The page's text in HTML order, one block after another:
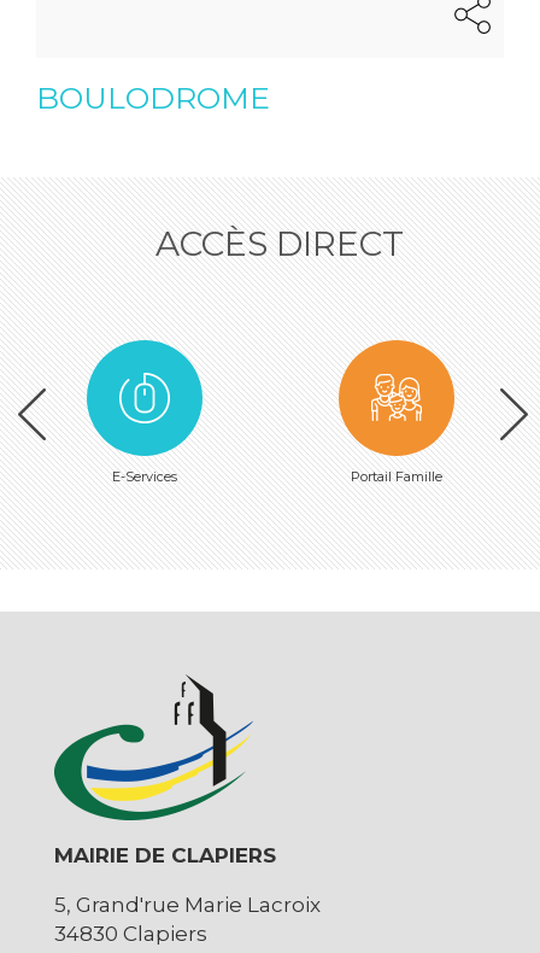
BOULODROME
ACCÈS DIRECT
E-Services Portail Famille
MAIRIE DE CLAPIERS
5, Grand'rue Marie Lacroix
34830 Clapiers